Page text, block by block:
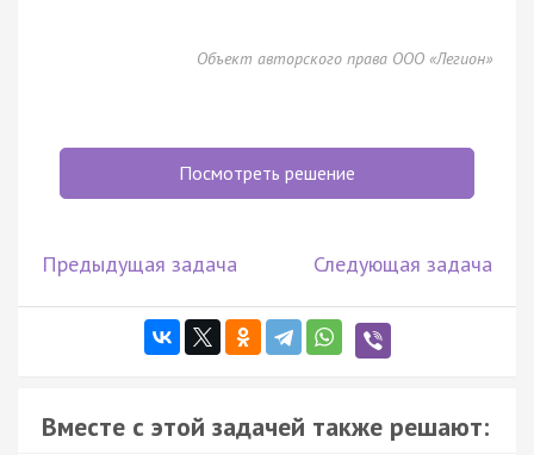
Объект авторского права ООО «Легион»
Посмотреть решение
Предыдущая задача Следующая задача
Вместе с этой задачей также решают: